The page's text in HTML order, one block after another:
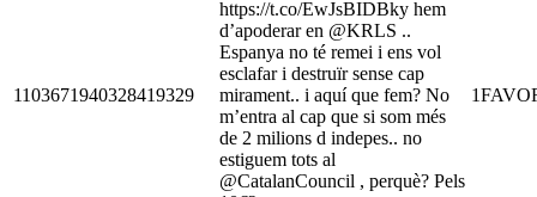
1103671940328419329
https://t.co/EwJsBIDBky hem
d’apoderar en @KRLS ..
Espanya no té remei i ens vol
esclafar i destruïr sense cap
mirament.. i aquí que fem? No
m’entra al cap que si som més
de 2 milions d indepes.. no
estiguem tots al
@CatalanCouncil , perquè? Pels
1